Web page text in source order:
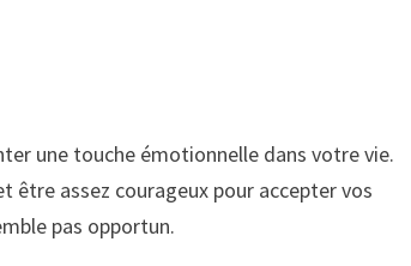
une touche émotionnelle dans votre vie.
être assez courageux pour accepter vos
pas opportun.